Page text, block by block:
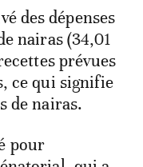
des dépenses
nairas (34,01
prévues
ce qui signifie
de nairas.
pour